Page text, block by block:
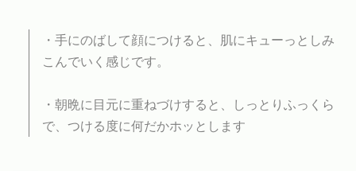
・手にのばして顔につけると、肌にキューっとしみ
こんでいく感じです。
・朝晩に目元に重ねづけすると、しっとりふっくら
で、つける度に何だかホッとします